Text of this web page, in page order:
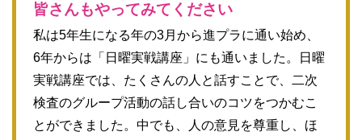
皆さんもやってみてください
私は5年生になる年の3月から進プラに通い始め、
6年からは「日曜実戦講座」にも通いました。日曜
実戦講座では、たくさんの人と話すことで、二次
検査のグループ活動の話し合いのコツをつかむこ
とができました。中でも、人の意見を尊重し、ほ